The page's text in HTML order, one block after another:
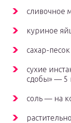
сливочное
куриное
сахар-
сухие
сдобы» — 5
соль — на